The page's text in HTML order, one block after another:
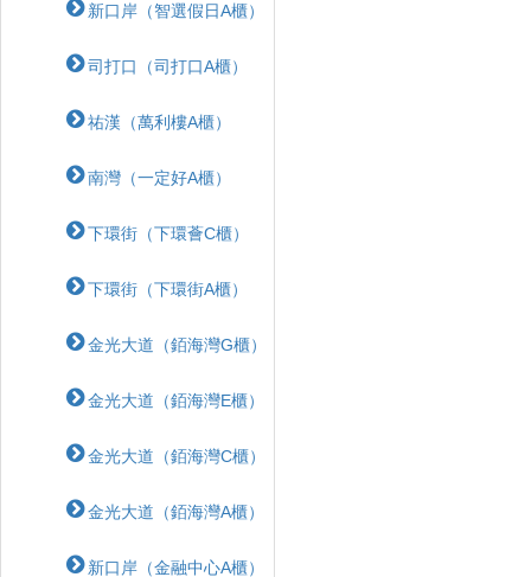
新口岸（智選假日A櫃）
司打口（司打口A櫃）
祐漢（萬利樓A櫃）
南灣（一定好A櫃）
下環街（下環薈C櫃）
下環街（下環街A櫃）
金光大道（銆海灣G櫃）
金光大道（銆海灣E櫃）
金光大道（銆海灣C櫃）
金光大道（銆海灣A櫃）
新口岸（金融中心A櫃）